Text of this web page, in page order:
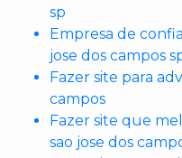
sp
Empresa de
jose dos campos
Fazer site para
campos
Fazer site que
sao jose dos